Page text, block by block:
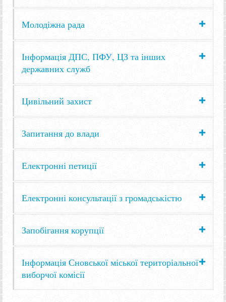
Молодіжна рада
Інформація ДПС, ПФУ, ЦЗ та інших
державних служб
Цивільний захист
Запитання до влади
Електронні петиції
Електронні консультації з громадськістю
Запобігання корупції
Інформація Сновської міської територіальної
виборчої комісії